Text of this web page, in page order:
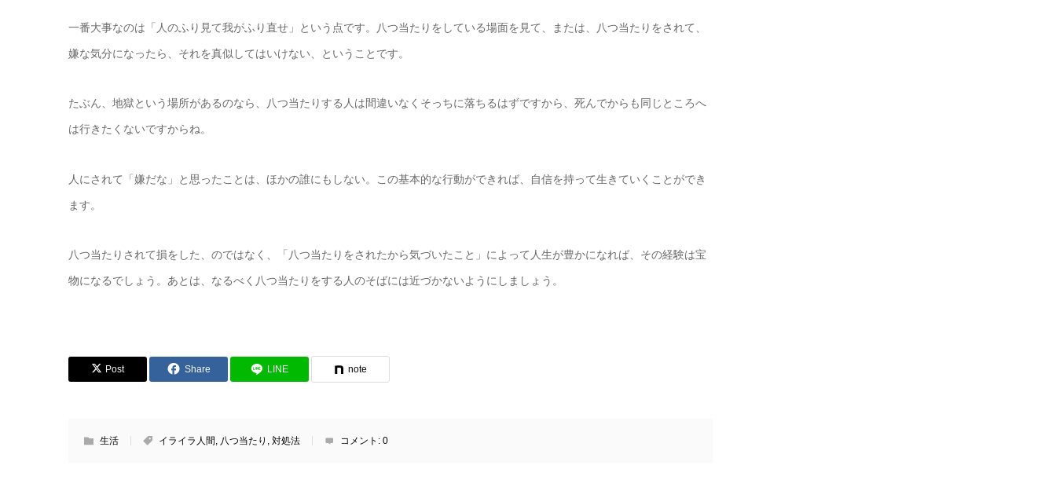
一番大事なのは「人のふり見て我がふり直せ」という点です。八つ当たりをしている場面を見て、または、八つ当たりをされて、
嫌な気分になったら、それを真似してはいけない、ということです。
たぶん、地獄という場所があるのなら、八つ当たりする人は間違いなくそっちに落ちるはずですから、死んでからも同じところへ
は行きたくないですからね。
人にされて「嫌だな」と思ったことは、ほかの誰にもしない。この基本的な行動ができれば、自信を持って生きていくことができ
ます。
八つ当たりされて損をした、のではなく、「八つ当たりをされたから気づいたこと」によって人生が豊かになれば、その経験は宝
物になるでしょう。あとは、なるべく八つ当たりをする人のそばには近づかないようにしましょう。
Post Share LINE note
生活 イライラ人間, 八つ当たり , 対処法 コメント: 0